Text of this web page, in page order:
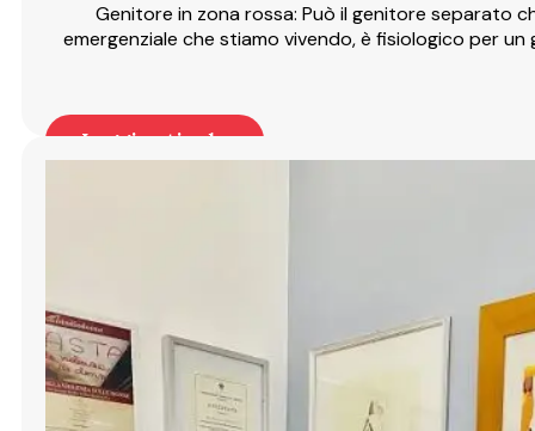
Genitore in zona rossa: Può il genitore separato
emergenziale che stiamo vivendo, è fisiologico per
Leggi articolo